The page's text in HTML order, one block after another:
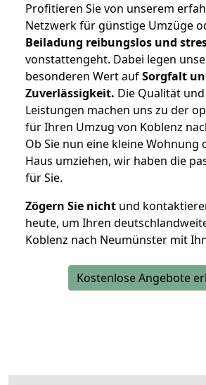
Profitieren Sie von unserem
Netzwerk für günstige Umzüge
Beiladung reibungslos und
vonstattengeht. Dabei legen
besonderen Wert aufSorgfalt
Zuverlässigkeit. Die Qualität
Leistungen machen uns zu der
für Ihren Umzug von Koblenz
Ob Sie nun eine kleine Wohnung
Haus umziehen, wir haben die
für Sie.
Zögern Sie nicht und
heute, um Ihren
Koblenz nach Neumünster mit
Kostenlose Angebote